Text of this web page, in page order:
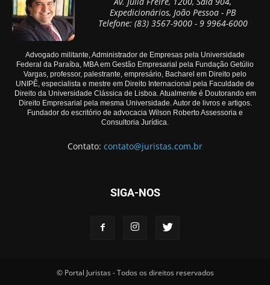
Expedicionários, João Pessoa - PB
Telefone: (83) 3567-9000 - 9 9964-6000
Advogado militante, Administrador de Empresas pela Universidade
Federal da Paraíba, MBA em Gestão Empresarial pela Fundação Getúlio
Vargas, professor, palestrante, empresário, Bacharel em Direito pelo
UNIPÊ, especialista e mestre em Direito Internacional pela Faculdade de
Direito da Universidade Clássica de Lisboa. Atualmente é Doutorando em
Direito Empresarial pela mesma Universidade. Autor de livros e artigos.
Fundador do escritório de advocacia Wilson Roberto Assessoria e
Consultoria Jurídica.
Contato: contato@juristas.com.br
SIGA-NOS
© Portal Juristas - Todos os direitos reservados